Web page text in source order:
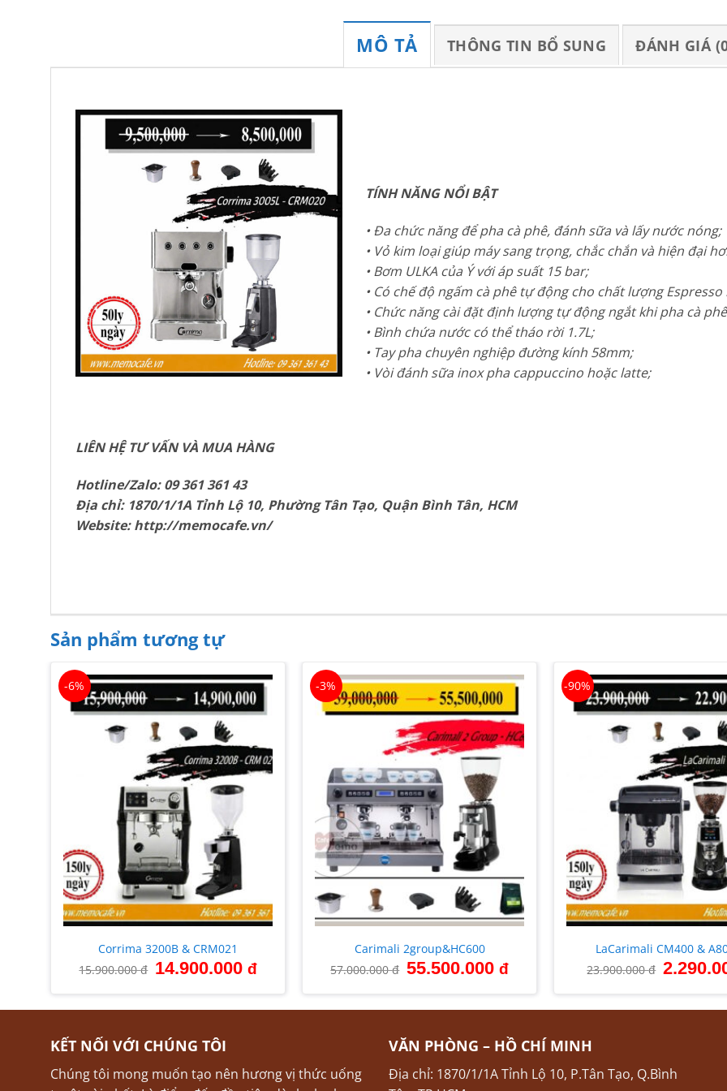
MÔ TẢ THÔNG TIN BỔ SUNG ĐÁNH GIÁ
TÍNH NĂNG NỔI BẬT
• Đa chức năng để pha cà phê, đánh sữa và lấy nước nóng;
• Vỏ kim loại giúp máy sang trọng, chắc chắn và hiện đại
• Bơm ULKA của Ý với áp suất 15 bar;
• Có chế độ ngấm cà phê tự động cho chất lượng
• Chức năng cài đặt định lượng tự động ngắt khi pha cà phê
• Bình chứa nước có thể tháo rời 1.7L;
• Tay pha chuyên nghiệp đường kính 58mm;
• Vòi đánh sữa inox pha cappuccino hoặc latte;
LIÊN HỆ TƯ VẤN VÀ MUA HÀNG
Hotline/Zalo: 09 361 361 43
Địa chỉ: 1870/1/1A Tỉnh Lộ 10, Phường Tân Tạo, Quận Bình Tân, HCM
Website: http://memocafe.vn/
Sản phẩm tương tự
-6%
+
Corrima 3200B & CRM021
15.900.000đ Giá
gốc
14.900.000 đGiá
hiện
14.900.000 đ.
-3%
+
Carimali 2group&HC600
57.000.000đ Giá
gốc
55.500.000 đGiá
hiện
55.500.000 đ.
-90%
+
LaCarimali CM400 &
23.900.000đ Giá
gốc
KẾT NỐI VỚI CHÚNG TÔI
Chúng tôi mong muốn tạo nên hương vị thức uống
VĂN PHÒNG – HỒ CHÍ MINH
Địa chỉ: 1870/1/1A Tỉnh Lộ 10, P.Tân Tạo, Q.Bình